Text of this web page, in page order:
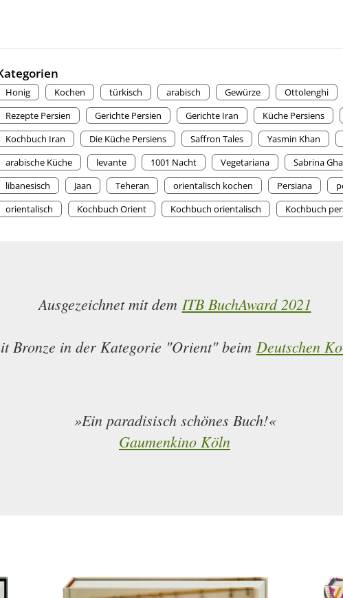
Honig Kochen türkisch arabisch Gewürze Ottolenghi
Rezepte Persien
Gerichte Persien Gerichte Iran Küche Persiens
Kochbuch Iran
Die Küche Persiens Saffron Tales Yasmin Khan
arabische Küche
levante 1001 Nacht Vegetariana Sabrina
libanesisch
Jaan Teheran orientalisch kochen Persiana
orientalisch
Kochbuch Orient Kochbuch orientalisch Kochbuch
Ausgezeichnet mit dem ITB BuchAward 2021
Bronze in der Kategorie "Orient" beim Deutschen
»Ein paradisischschönes Buch!«
Gaumenkino Köln